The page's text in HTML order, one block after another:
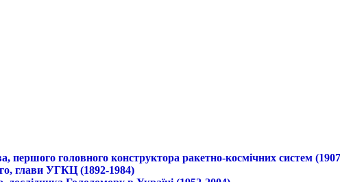
першого головного конструктора ракетно-космічних систем
глави УГКЦ (1892-1984)